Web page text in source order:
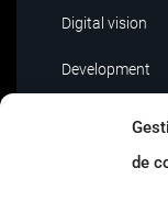
de
Digital vision
Development